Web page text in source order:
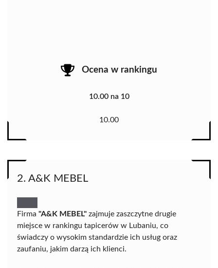
Ocena w rankingu
10.00 na 10
10.00
2. A&K MEBEL
Firma "A&K MEBEL" zajmuje zaszczytne drugie
miejsce w rankingu tapicerów w Lubaniu, co
świadczy o wysokim standardzie ich usług oraz
zaufaniu, jakim darzą ich klienci.